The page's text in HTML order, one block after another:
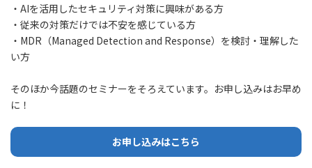
・AIを活用したセキュリティ対策に興味がある方
・従来の対策だけでは不安を感じている方
・MDR（Managed Detection and Response）を検討・理解した
い方
そのほか今話題のセミナーをそろえています。お申し込みはお早め
に！
お申し込みはこちら